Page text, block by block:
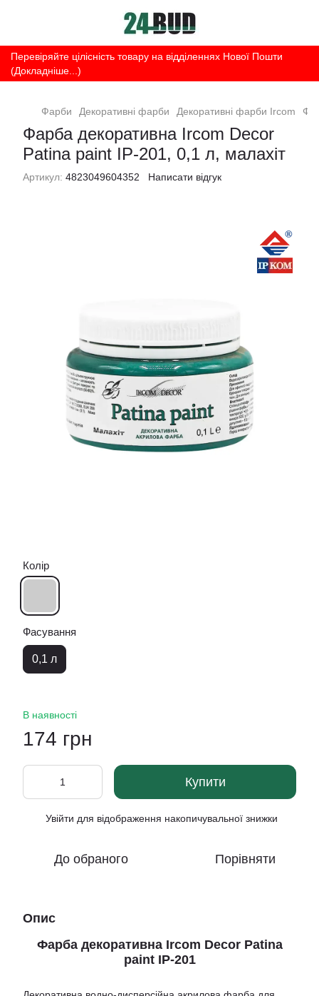
Перевіряйте цілісність товару на відділеннях Нової Пошти
(Докладніше...)
Фарби Декоративні фарби Декоративні фарби Ircom
Фарба декоративна Ircom Decor
Patina paint IР-201, 0,1 л, малахіт
Артикул: 4823049604352 Написати відгук
Колір
Фасування
0,1 л
В наявності
174 грн
Купити
Увійти для відображення накопичувальної знижки
До обраного Порівняти
Опис
Фарба декоративна Ircom Decor Patina
paint IР-201